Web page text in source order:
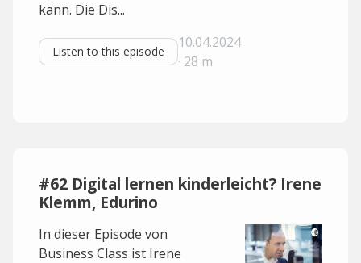
kann. Die Dis...
Listen to this episode
10.04.2024
· 28 m
#62 Digital lernen kinderleicht? Irene
Klemm, Edurino
In dieser Episode von
Business Class ist Irene